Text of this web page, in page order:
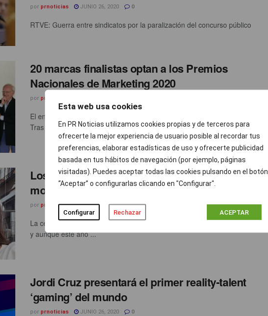
Esta web usa cookies
En PR Noticias utilizamos cookies propias y de terceros para
ofrecerte la mejor experiencia de usuario posible al recordar tus
preferencias, elaborar estadísticas de uso y ofrecerte publicidad
basada en tus hábitos de navegación (por ejemplo, páginas
visitadas). Puedes aceptar todas las cookies pulsando en el botón
“Aceptar” o configurarlas clicando en "Configurar".
Configurar Rechazar ACEPTAR
por prnoticias JUNIO 26, 2020 0
RTVE: Guerra entre sindicatos por la paralización del concurso público
20 marcas finalistas optan a los Premios
Nacionales de Marketing 2020
por prnoticias
El encuentro ha tenido lugar, a puerta cerrada, en Zalacaín LaFinca.
Tras intensas deliberaciones, los miembros del jurado han elegido ...
Los 10 influencers más comprometidos con el
movimiento LGTBI
por prnoticias JUNIO 26, 2020 0
La celebración del Orgullo LGTBI tiene lugar el 28 de junio y el 5 de julio
y aunque este año ...
Jordi Cruz presentará el primer reality-talent
‘gaming’ del mundo
por prnoticias JUNIO 26, 2020 0